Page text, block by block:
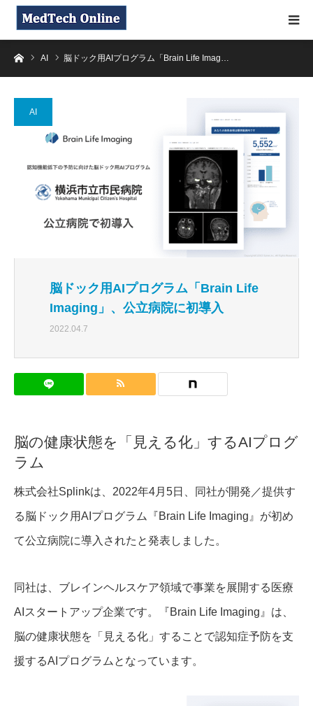
ホーム
AI 脳ドック用AIプログラム「Brain Life Imag…
AI
脳ドック用AIプログラム「Brain Life
Imaging」、公立病院に初導入
2022.04.7
脳の健康状態を「見える化」するAIプログ
ラム
株式会社Splinkは、2022年4月5日、同社が開発／提供す
る脳ドック用AIプログラム『Brain Life Imaging』が初め
て公立病院に導入されたと発表しました。
同社は、ブレインヘルスケア領域で事業を展開する医療
AIスタートアップ企業です。『Brain Life Imaging』は、
脳の健康状態を「見える化」することで認知症予防を支
援するAIプログラムとなっています。